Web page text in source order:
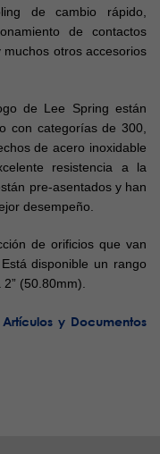
de cambio rápido,
de contactos
otros accesorios
de Lee Spring están
con categorías de 300,
de acero inoxidable
resistencia a la
pre-asentados y han
desempeño.
de orificios que van
disponible un rango
(50.80mm).
y Documentos